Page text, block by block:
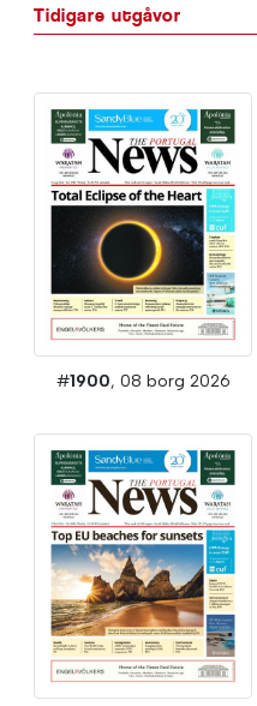
Tidigare utgåvor
#1900, 08 borg 2026